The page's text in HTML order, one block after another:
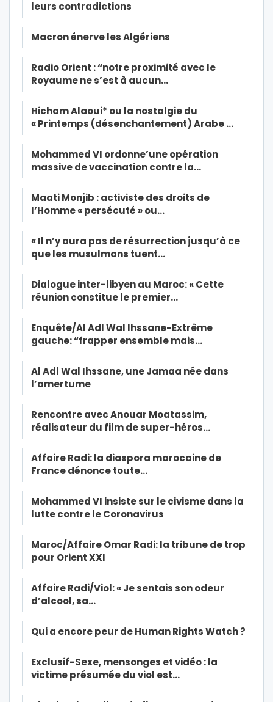
leurs contradictions
Macron énerve les Algériens
Radio Orient : “notre proximité avec le
Royaume ne s’est à aucun…
Hicham Alaoui* ou la nostalgie du
« Printemps (désenchantement) Arabe …
Mohammed VI ordonne’une opération
massive de vaccination contre la…
Maati Monjib : activiste des droits de
l’Homme « persécuté » ou…
« Il n’y aura pas de résurrection jusqu’à ce
que les musulmans tuent…
Dialogue inter-libyen au Maroc: « Cette
réunion constitue le premier…
Enquête/Al Adl Wal Ihssane-Extrême
gauche: “frapper ensemble mais…
Al Adl Wal Ihssane, une Jamaa née dans
l’amertume
Rencontre avec Anouar Moatassim,
réalisateur du film de super-héros…
Affaire Radi: la diaspora marocaine de
France dénonce toute…
Mohammed VI insiste sur le civisme dans la
lutte contre le Coronavirus
Maroc/Affaire Omar Radi: la tribune de trop
pour Orient XXI
Affaire Radi/Viol: « Je sentais son odeur
d’alcool, sa…
Qui a encore peur de Human Rights Watch ?
Exclusif-Sexe, mensonges et vidéo : la
victime présumée du viol est…